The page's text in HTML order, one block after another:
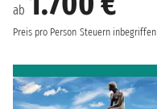
ab
Preis pro Person Steuern inbegriffen